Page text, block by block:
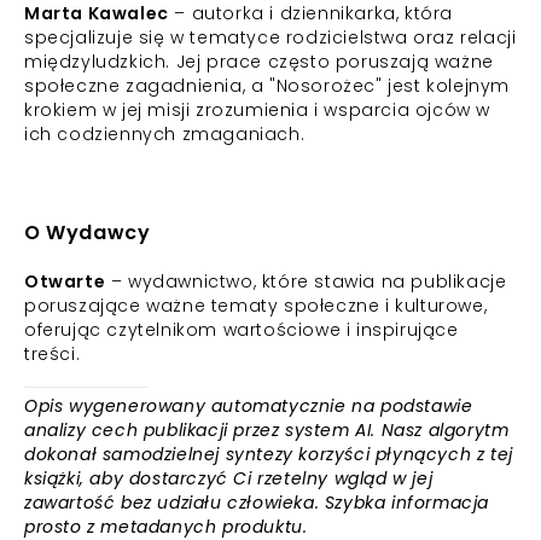
Marta Kawalec – autorka i dziennikarka, która
specjalizuje się w tematyce rodzicielstwa oraz relacji
międzyludzkich. Jej prace często poruszają ważne
społeczne zagadnienia, a "Nosorożec" jest kolejnym
krokiem w jej misji zrozumienia i wsparcia ojców w
ich codziennych zmaganiach.
O Wydawcy
Otwarte – wydawnictwo, które stawia na publikacje
poruszające ważne tematy społeczne i kulturowe,
oferując czytelnikom wartościowe i inspirujące
treści.
Opis wygenerowany automatycznie na podstawie
analizy cech publikacji przez system AI. Nasz algorytm
dokonał samodzielnej syntezy korzyści płynących z tej
książki, aby dostarczyć Ci rzetelny wgląd w jej
zawartość bez udziału człowieka. Szybka informacja
prosto z metadanych produktu.